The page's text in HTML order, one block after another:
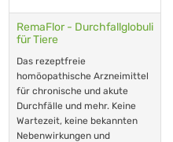
RemaFlor - Durchfallglobuli
für Tiere
Das rezeptfreie
homöopathische Arzneimittel
für chronische und akute
Durchfälle und mehr. Keine
Wartezeit, keine bekannten
Nebenwirkungen und